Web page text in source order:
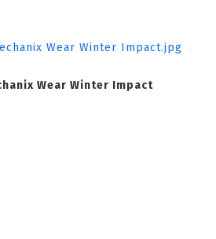
Wear Winter Impact